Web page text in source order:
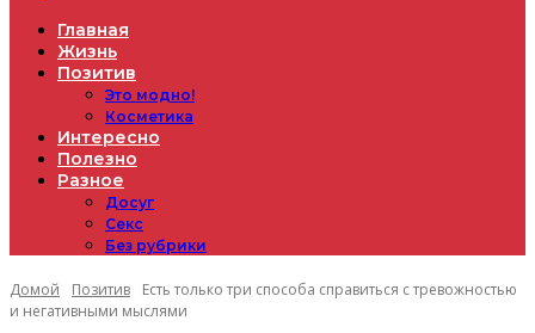
Главная
Жизнь
Позитив
Это модно!
Косметика
Интересно
Полезно
Разное
Досуг
Секс
Без рубрики
Домой Позитив
Есть только три способа справиться с тревожностью
и негативными мыслями